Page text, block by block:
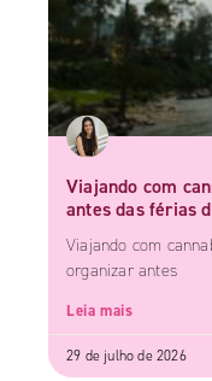
Viajando com
antes das férias
Viajando com
organizar antes
Leia mais
29 de julho de 2026